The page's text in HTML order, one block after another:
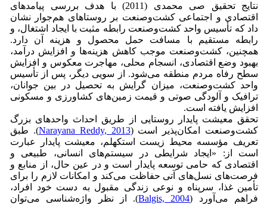
نتایج تحقیق صی محمدی (2011) با هدف بررسی پیامدهای
اقتصادی و اجتماعی کشت‌وصنعت بر روستاهای هم‌جوار نشان
داد که تأسیس واحد کشت‌وصنعت رابطه مثبت با ایجاد اشتغال، و
رابطه مستقیم با مسافت حمل محصول و هزینه آن دارد.
همچنین، کشت‌وصنعت موجب کاهش هزینه‌ها و افزایش درآمد،
بهبود وضع اقتصادی، انسجام محلی، مهاجرت معکوس و افزایش
سطح رفاه مردم منطقه می‌شود. از سویی دیگر، پس از تأسیس
واحد کشت‌وصنعت، میزان گرایش به تحصیل در بین جوانان،
ترافیک و آلودگی صوتی و قیمت زمین‌های کشاورزی و مسکونی
افزایش یافته است.
تحقق معیشت ‌پایدار روستایی از طریق احداث واحدهای بزرگ
کشت‌وصنعت امکان‌پذیر است (Narayana Reddy, 2013). طبق
تعریف مؤسسه محیط زیست استکهلم، معیشت پایدار عبارت
است از: «ایجاد شرایطی در سیستم‌های انسانی، طبیعی و
اقتصادی که حامی توسعه پایدار است و در عین حال، از منابع و
فرصت‌های نسل‌های آتی حفاظت می‌کند و امکانات لازم را برای
تأمین غذا، سرپناه و نوعی زندگی مقبول به دست خود افراد،
فراهم می‌آورد (Balgis, 2004). از نظر واژه‌شناسی می‌توان